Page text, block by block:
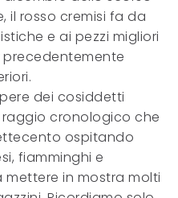
il rosso cremisi fa da
e ai pezzi migliori
precedentemente
dei cosiddetti
cronologico che
ospitando
fiamminghi e
in mostra molti